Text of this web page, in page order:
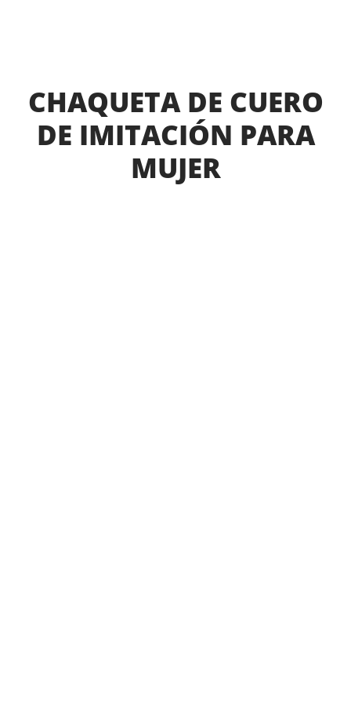
CHAQUETA DE CUERO
DE IMITACIÓN PARA
MUJER